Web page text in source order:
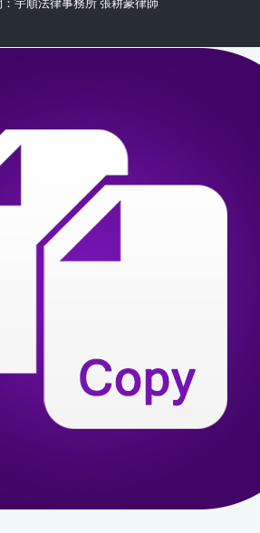
宇順法律事務所 張耕豪律師